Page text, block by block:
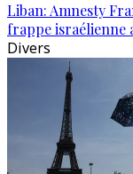
Liban: Amnesty
frappe israélienne
Divers